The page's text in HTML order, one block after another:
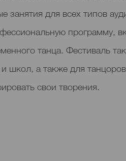
занятия для всех типов
программу,
танца. Фестиваль
и школ, а также для
свои творения.